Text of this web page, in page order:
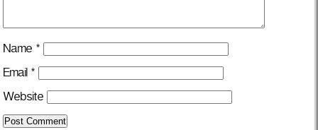
Name *
Email *
Website